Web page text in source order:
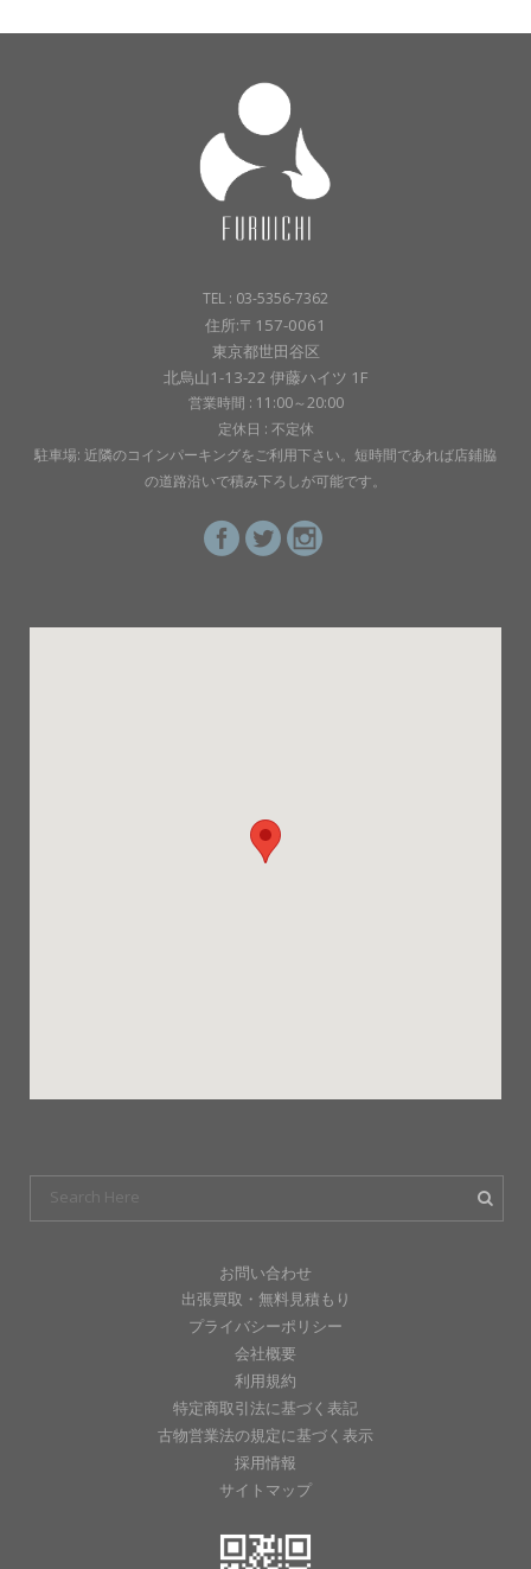
TEL : 03-5356-7362
住所:〒157-0061
東京都世田谷区
北烏山1-13-22 伊藤ハイツ 1F
営業時間 : 11:00～20:00
定休日 : 不定休
駐車場: 近隣のコインパーキングをご利用下さい。短時間であれば店鋪脇
の道路沿いで積み下ろしが可能です。
お問い合わせ
出張買取・無料見積もり
プライバシーポリシー
会社概要
利用規約
特定商取引法に基づく表記
古物営業法の規定に基づく表示
採用情報
サイトマップ